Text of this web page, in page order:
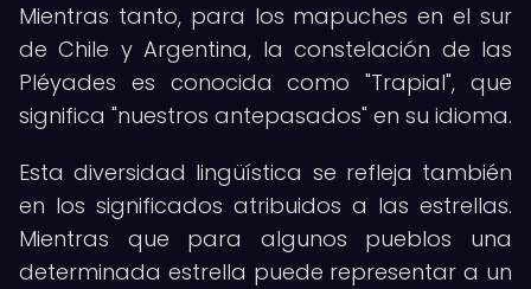
Mientras tanto, para los mapuches en el sur
de Chile y Argentina, la constelación de las
Pléyades es conocida como "Trapial", que
significa "nuestros antepasados" en su idioma.
Esta diversidad lingüística se refleja también
en los significados atribuidos a las estrellas.
Mientras que para algunos pueblos una
determinada estrella puede representar a un